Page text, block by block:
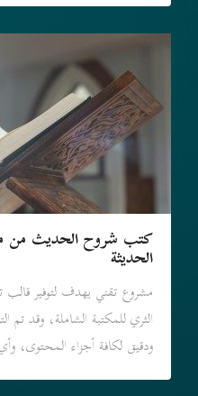
كتب شروح الحديث من
الحديثة
مشروع تقني يهدف لتوفير
الثري للمكتبة الشاملة، وقد
ودقيق لكافة أجزاء المحتوى،